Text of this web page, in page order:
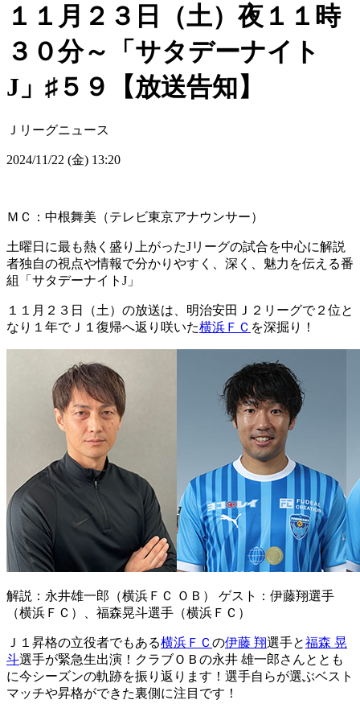
１１月２３日（土）夜１１時
３０分～「サタデーナイト
J」♯５９【放送告知】
Ｊリーグニュース
2024/11/22 (金) 13:20
ＭＣ：中根舞美（テレビ東京アナウンサー）
土曜日に最も熱く盛り上がったJリーグの試合を中心に解説
者独自の視点や情報で分かりやすく、深く、魅力を伝える番
組「サタデーナイトJ」
１１月２３日（土）の放送は、明治安田Ｊ２リーグで２位と
なり１年でＪ１復帰へ返り咲いた横浜ＦＣ を深掘り！
解説：永井雄一郎（横浜ＦＣ ＯＢ） ゲスト：伊藤翔選手
（横浜ＦＣ）、福森晃斗選手（横浜ＦＣ）
Ｊ１昇格の立役者でもある横浜ＦＣ の伊藤 翔選手と福森 晃
斗選手が緊急生出演！クラブＯＢの永井 雄一郎さんととも
に今シーズンの軌跡を振り返ります！選手自らが選ぶベスト
マッチや昇格ができた裏側に注目です！